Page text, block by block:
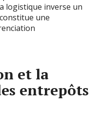
logistique inverse un
une
et la
entrepôts